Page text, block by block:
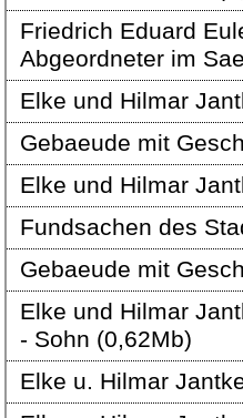
Friedrich Eduard
Abgeordneter im
Elke und Hilmar
Gebaeude mit
Elke und Hilmar
Fundsachen des
Gebaeude mit
Elke und Hilmar
- Sohn (0,62Mb)
Elke u. Hilmar